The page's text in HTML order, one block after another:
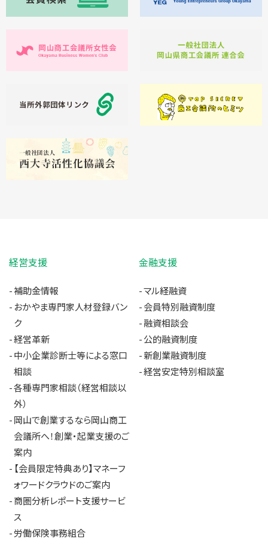
経営支援
補助金情報
おかやま専門家人材登録バン
ク
経営革新
中小企業診断士等による窓口
相談
各種専門家相談（経営相談以
外）
岡山で創業するなら岡山商工
会議所へ！創業・起業支援のご
案内
【会員限定特典あり】マネーフ
ォワードクラウドのご案内
商圏分析レポート支援サービ
ス
労働保険事務組合
金融支援
マル経融資
会員特別融資制度
融資相談会
公的融資制度
新創業融資制度
経営安定特別相談室